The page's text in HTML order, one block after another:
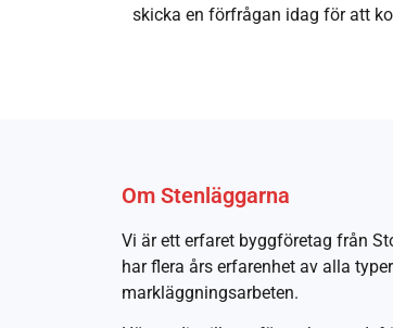
skicka en förfrågan idag för att
Om Stenläggarna
Vi är ett erfaret byggföretag från
har flera års erfarenhet av alla
markläggningsarbeten.